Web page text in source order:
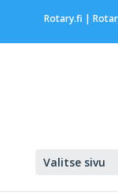
Rotary.fi |
Valitse sivu